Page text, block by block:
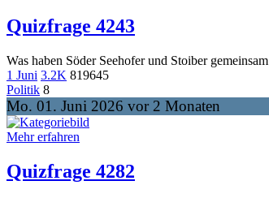
Quizfrage 4243
Was haben Söder Seehofer und Stoiber gemeinsam
1 Juni 3.2K 819645
Politik 8
Mo. 01. Juni 2026 vor 2 Monaten
Mehr erfahren
Quizfrage 4282